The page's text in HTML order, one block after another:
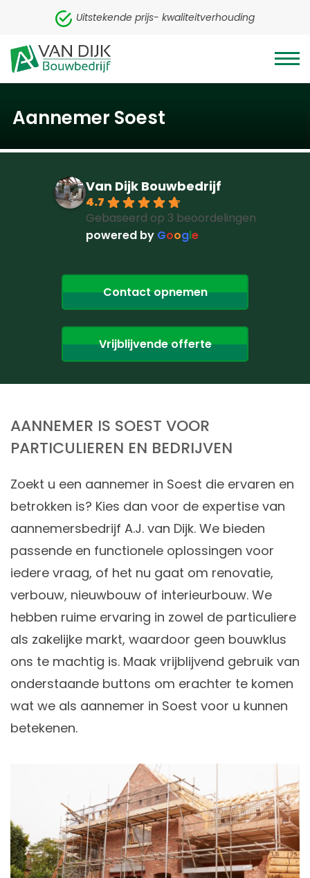
Uitstekende prijs- kwaliteitverhouding
Aannemer Soest
Van Dijk Bouwbedrijf
4.7
Gebaseerd op 3 beoordelingen
powered by Google
Contact opnemen
Vrijblijvende offerte
AANNEMER IS SOEST VOOR
PARTICULIEREN EN BEDRIJVEN
Zoekt u een aannemer in Soest die ervaren en
betrokken is? Kies dan voor de expertise van
aannemersbedrijf A.J. van Dijk. We bieden
passende en functionele oplossingen voor
iedere vraag, of het nu gaat om renovatie,
verbouw, nieuwbouw of interieurbouw. We
hebben ruime ervaring in zowel de particuliere
als zakelijke markt, waardoor geen bouwklus
ons te machtig is. Maak vrijblijvend gebruik van
onderstaande buttons om erachter te komen
wat we als aannemer in Soest voor u kunnen
betekenen.